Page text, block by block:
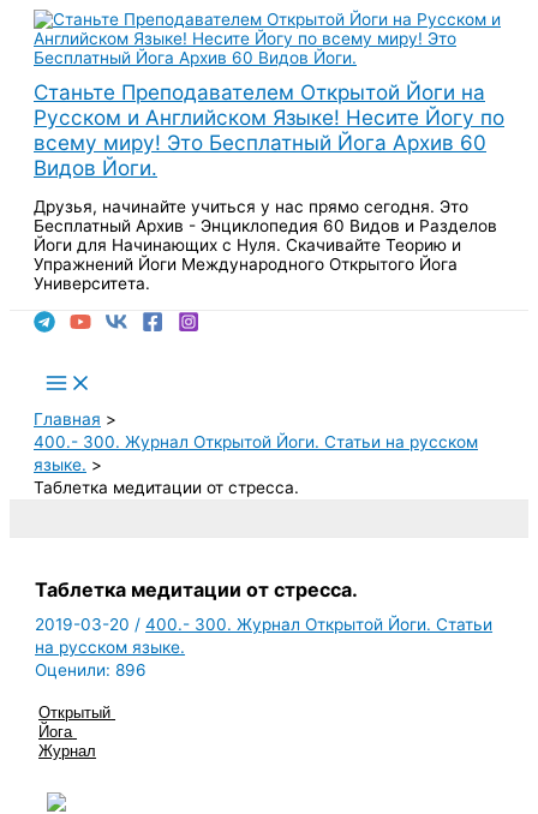
Перейти
содержимому
Станьте Преподавателем Открытой Йоги на
Русском и Английском Языке! Несите Йогу по
всему миру! Это Бесплатный Йога Архив 60
Видов Йоги.
Друзья, начинайте учиться у нас прямо сегодня. Это
Бесплатный Архив - Энциклопедия 60 Видов и Разделов
Йоги для Начинающих с Нуля. Скачивайте Теорию и
Упражнений Йоги Международного Открытого Йога
Университета.
Main
Menu
Главная
400.- 300. Журнал Открытой Йоги. Статьи на русском
языке.
Таблетка медитации от стресса.
Таблетка медитации от стресса.
2019-03-20/400.- 300. Журнал Открытой Йоги. Статьи
на русском языке.
Оценили: 896
Открытый
Йога
Журнал